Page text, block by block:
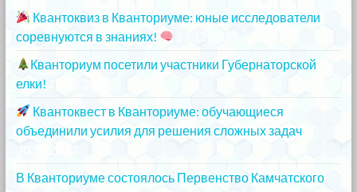
Квантоквиз в Кванториуме: юные исследователи
соревнуются в знаниях!
Кванториум посетили участники Губернаторской
елки!
Квантоквест в Кванториуме: обучающиеся
объединили усилия для решения сложных задач
В Кванториуме состоялось Первенство Камчатского